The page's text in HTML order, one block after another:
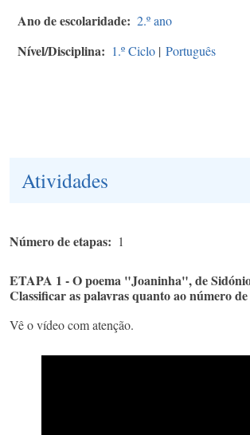
Ano de escolaridade 2.º ano
Nível/Disciplina 1.º Ciclo | Português
Atividades
Número de etapas 1
ETAPA 1 - O poema "Joaninha", de
Classificar as palavras quanto ao número de
Vê o vídeo com atenção.